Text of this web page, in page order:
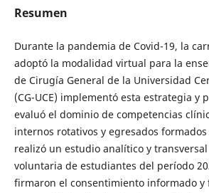
Resumen
Durante la pandemia de Covid-19, la
adoptó la modalidad virtual para la
de Cirugía General de la Universidad
(CG-UCE) implementó esta estrategia y
evaluó el dominio de competencias
internos rotativos y egresados
realizó un estudio analítico y
voluntaria de estudiantes del período
firmaron el consentimiento informado y